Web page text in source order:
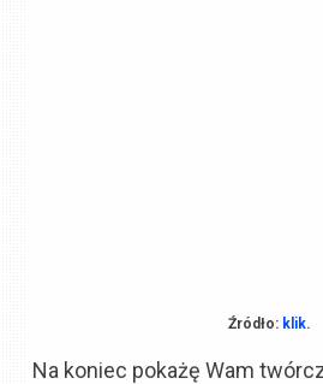
Źródło: klik.
Na koniec pokażę Wam